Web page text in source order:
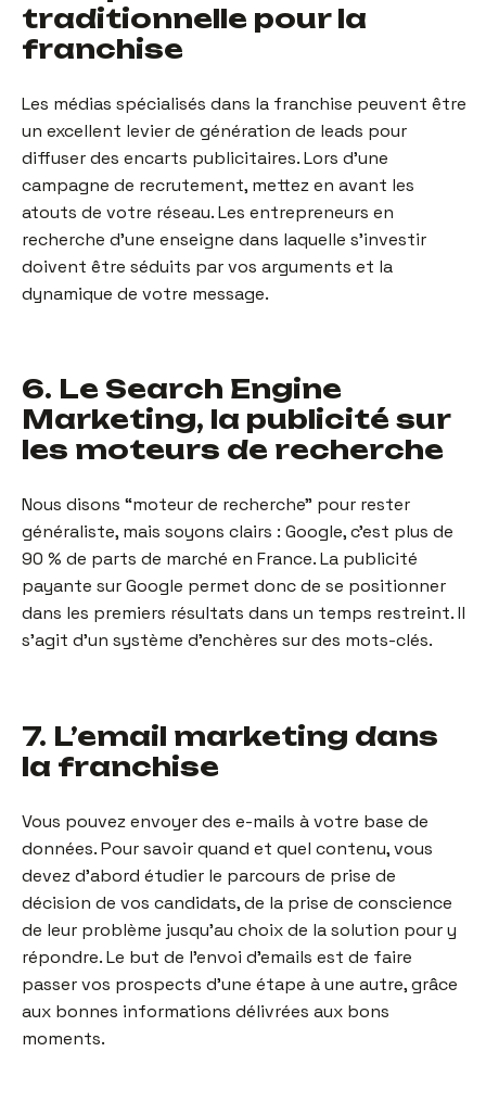
traditionnelle pour la
franchise
Les médias spécialisés dans la franchise peuvent être
un excellent levier de génération de leads pour
diffuser des encarts publicitaires. Lors d’une
campagne de recrutement, mettez en avant les
atouts de votre réseau. Les entrepreneurs en
recherche d’une enseigne dans laquelle s’investir
doivent être séduits par vos arguments et la
dynamique de votre message.
6. Le Search Engine
Marketing, la publicité sur
les moteurs de recherche
Nous disons “moteur de recherche” pour rester
généraliste, mais soyons clairs : Google, c’est plus de
90 % de parts de marché en France. La publicité
payante sur Google permet donc de se positionner
dans les premiers résultats dans un temps restreint. Il
s’agit d’un système d’enchères sur des mots-clés.
7. L’email marketing dans
la franchise
Vous pouvez envoyer des e-mails à votre base de
données. Pour savoir quand et quel contenu, vous
devez d’abord étudier le parcours de prise de
décision de vos candidats, de la prise de conscience
de leur problème jusqu’au choix de la solution pour y
répondre. Le but de l’envoi d’emails est de faire
passer vos prospects d’une étape à une autre, grâce
aux bonnes informations délivrées aux bons
moments.